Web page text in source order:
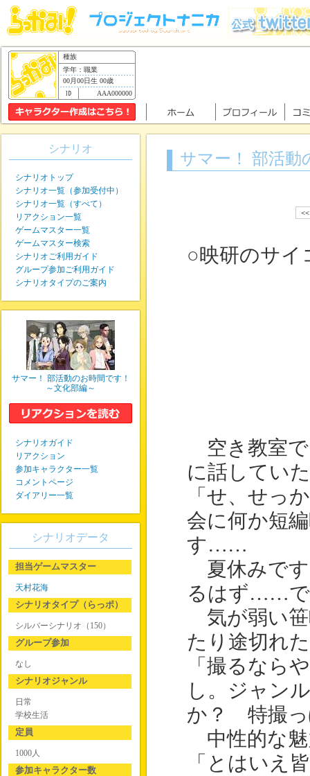
種族
学年：職業
00月00日生 00歳
AAA000000
サマー！ 部活動
○映研のサイ
空き教室で
に話してい
「せ、せっ
会に何か短
す……
夏休みです
るはず……
気が弱い笹
たり途切れ
「撮るなら
し。ジャン
か？ 特撮っ
中性的な魅
「とはいえ
シナリオ
シナリオトップ
シナリオ一覧（参加受付中）
シナリオ一覧（すべて）
リアクション一覧
ゲームマスター一覧
ゲームマスター検索
シナリオご利用ガイド
グループ参加ご利用ガイド
シナリオタイプのご案内
サマー！ 部活動のお時間です！
～文化部編～
シナリオガイド
リアクション
参加キャラクター一覧
コメントページ
ダイアリー一覧
シナリオデータ
担当ゲームマスター
天村花海
シナリオタイプ（らっポ）
シルバーシナリオ（150）
グループ参加
なし
シナリオジャンル
日常
学校生活
定員
1000人
参加キャラクター数